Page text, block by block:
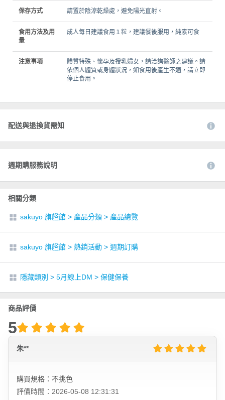
保存方式 請置於陰涼乾燥處，避免陽光直射。
食用方法及用
量
成人每日建議食用１粒，建議餐後服用，純素可食
注意事項
體質特殊、懷孕及授乳婦女，請洽詢醫師之建議。請
依個人體質或身體狀況，如食用後產生不適，請立即
停止食用。
配送與退換貨需知
週期購服務說明
相關分類
sakuyo 旗艦館 > 產品分類 > 產品總覽
sakuyo 旗艦館 > 熱銷活動 > 週期訂購
隱藏類別 > 5月線上DM > 保健保養
商品評價
5
朱**
購買規格：不挑色
評價時間：2026-05-08 12:31:31